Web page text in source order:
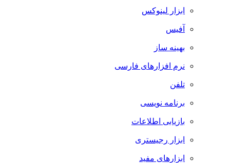
ابزار لینوکس
آفیس
بهینه ساز
نرم افزارهای فارسی
تلفن
برنامه نویسی
بازیابی اطلاعات
ابزار رجیستری
ابزارهای مفید